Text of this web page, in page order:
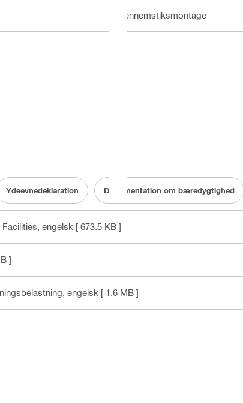
Gennemstiksmontage
Ydeevnedeklaration Dokumentation om bæredygtighed
, engelsk [ 673.5 KB ]
]
, engelsk [ 1.6 MB ]